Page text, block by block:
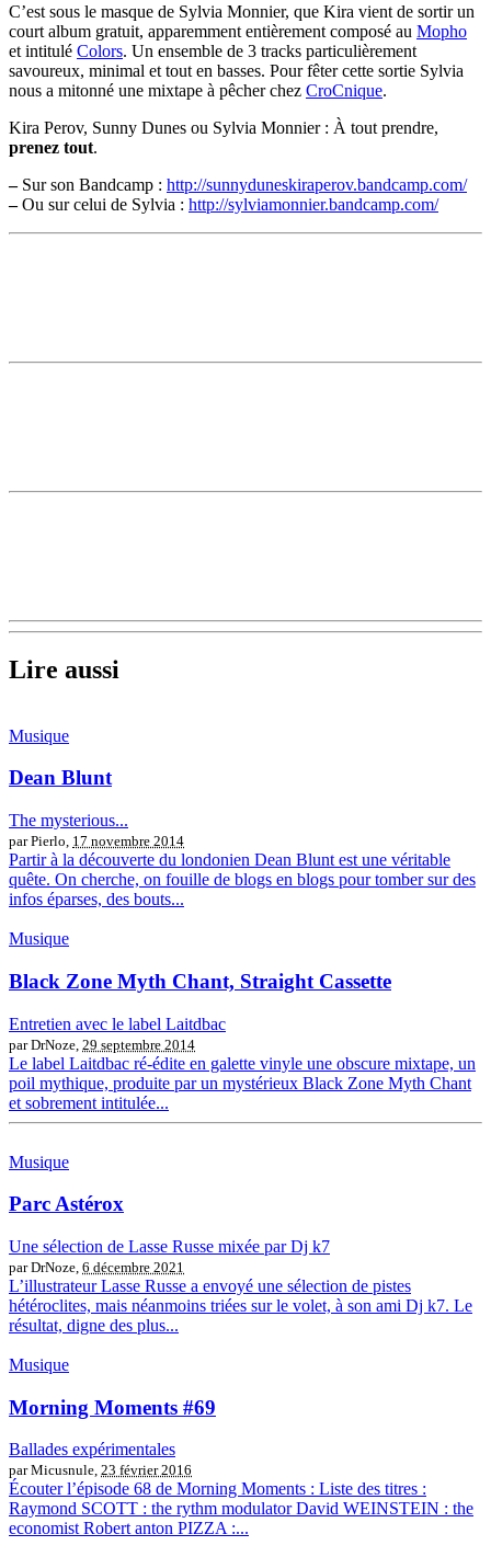
C’est sous le masque de Sylvia Monnier, que Kira vient de sortir un
court album gratuit, apparemment entièrement composé au Mopho
et intitulé Colors. Un ensemble de 3 tracks particulièrement
savoureux, minimal et tout en basses. Pour fêter cette sortie Sylvia
nous a mitonné une mixtape à pêcher chez CroCnique.
Kira Perov, Sunny Dunes ou Sylvia Monnier : À tout prendre,
prenez tout.
–Sur son Bandcamp : http://sunnyduneskiraperov.bandcamp.com/
–Ou sur celui de Sylvia : http://sylviamonnier.bandcamp.com/
Lire aussi
Musique
Dean Blunt
The mysterious...
par Pierlo, 17 novembre 2014
Partir à la découverte du londonien Dean Blunt est une véritable
quête. On cherche, on fouille de blogs en blogs pour tomber sur des
infos éparses, des bouts...
Musique
Black Zone Myth Chant, Straight Cassette
Entretien avec le label Laitdbac
par DrNoze, 29 septembre 2014
Le label Laitdbac ré-édite en galette vinyle une obscure mixtape, un
poil mythique, produite par un mystérieux Black Zone Myth Chant
et sobrement intitulée...
Musique
Parc Astérox
Une sélection de Lasse Russe mixée par Dj k7
par DrNoze, 6 décembre 2021
L’illustrateur Lasse Russe a envoyé une sélection de pistes
hétéroclites, mais néanmoins triées sur le volet, à son ami Dj k7. Le
résultat, digne des plus...
Musique
Morning Moments #69
Ballades expérimentales
par Micusnule, 23 février 2016
Écouter l’épisode 68 de Morning Moments : Liste des titres :
Raymond SCOTT : the rythm modulator David WEINSTEIN : the
economist Robert anton PIZZA :...